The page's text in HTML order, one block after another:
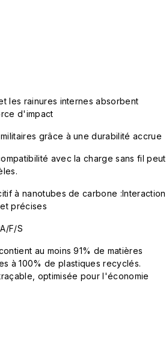
les rainures internes absorbent
d'impact
grâce à une durabilité accrue
avec la charge sans fil peut
à nanotubes de carbone
précises
F/S
au moins 91% de matières
à 100% de plastiques recyclés.
optimisée pour l'économie